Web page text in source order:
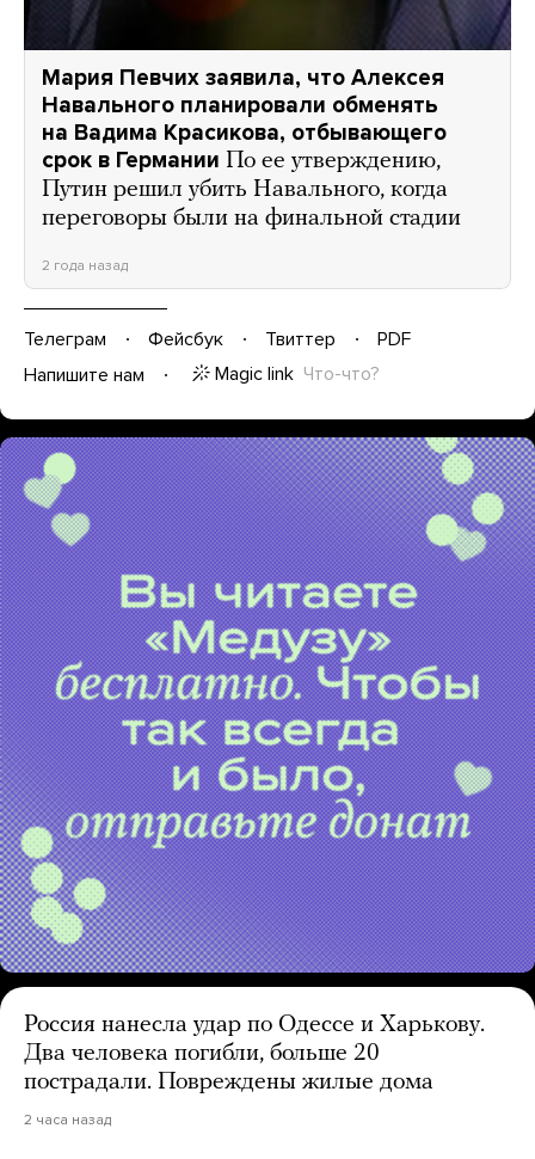
Мария Певчих заявила, что Алексея
Навального планировали обменять
на Вадима Красикова, отбывающего
срок в Германии По ее утверждению,
Путин решил убить Навального, когда
переговоры были на финальной стадии
2 года назад
Телеграм Фейсбук Твиттер
PDF
Напишите нам
Magic link Что-что?
Россия нанесла удар по Одессе и Харькову.
Два человека погибли, больше 20
пострадали. Повреждены жилые дома
2 часа назад